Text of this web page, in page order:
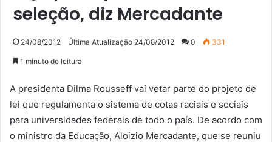
seleção, diz Mercadante
24/08/2012 Última Atualização 24/08/2012 0 331
1 minuto de leitura
A presidenta Dilma Rousseff vai vetar parte do projeto de
lei que regulamenta o sistema de cotas raciais e sociais
para universidades federais de todo o país. De acordo com
o ministro da Educação, Aloizio Mercadante, que se reuniu